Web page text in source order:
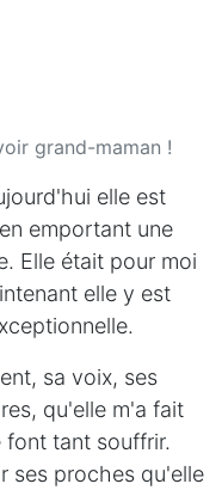
grand-maman !
elle est
emportant une
Elle était pour moi
elle y est
sa voix, ses
qu'elle m'a fait
font tant souffrir.
ses proches qu'elle